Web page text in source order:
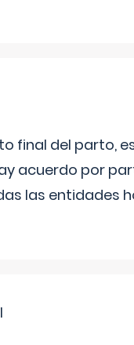
final del parto,
acuerdo por
las entidades